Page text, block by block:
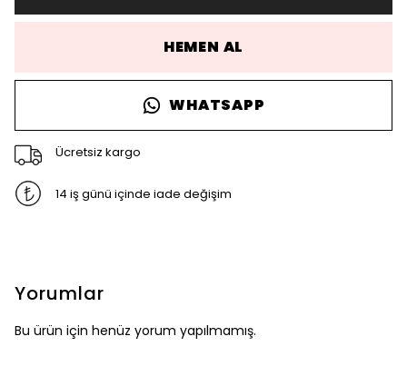
HEMEN AL
WHATSAPP
Ücretsiz kargo
14 iş günü içinde iade değişim
Yorumlar
Bu ürün için henüz yorum yapılmamış.